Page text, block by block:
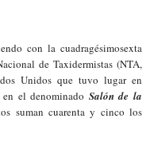
con la cuadragésimosexta
de Taxidermistas (NTA,
Unidos que tuvo lugar en
el denominado Salón de la
suman cuarenta y cinco los